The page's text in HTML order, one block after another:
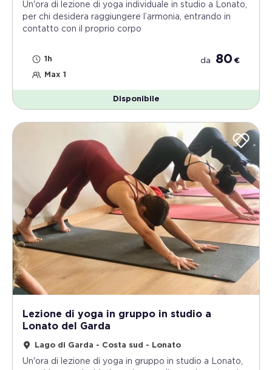
Un'ora di lezione di yoga individuale in studio a Lonato,
per chi desidera raggiungere l’armonia, entrando in
contatto con il proprio corpo
1h
Max 1
da 80 €
Disponibile
Lezione di yoga in gruppo in studio a
Lonato del Garda
Lago di Garda - Costa sud - Lonato
Un'ora di lezione di yoga in gruppo in studio a Lonato,